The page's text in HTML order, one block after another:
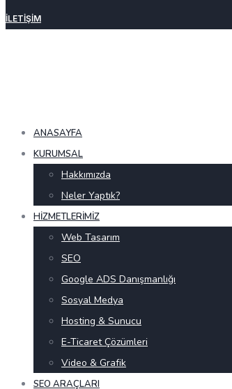
İLETIŞIM
ANASAYFA
KURUMSAL
Hakkımızda
Neler Yaptık?
HIZMETLERIMIZ
Web Tasarım
SEO
Google ADS Danışmanlığı
Sosyal Medya
Hosting & Sunucu
E-Ticaret Çözümleri
Video & Grafik
SEO ARAÇLARI